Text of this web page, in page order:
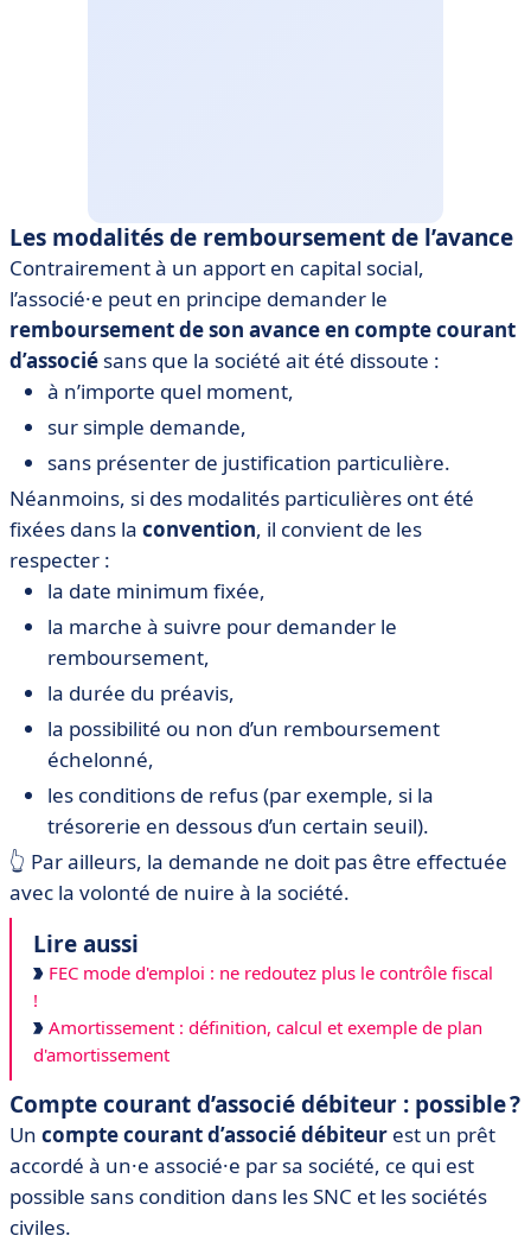
Les modalités de remboursement de l’avance
Contrairement à un apport en capital social,
l’associé·e peut en principe demander le
remboursement de son avance en compte courant
d’associé sans que la société ait été dissoute :
à n’importe quel moment,
sur simple demande,
sans présenter de justification particulière.
Néanmoins, si des modalités particulières ont été
fixées dans la convention, il convient de les
respecter :
la date minimum fixée,
la marche à suivre pour demander le
remboursement,
la durée du préavis,
la possibilité ou non d’un remboursement
échelonné,
les conditions de refus (par exemple, si la
trésorerie en dessous d’un certain seuil).
👆 Par ailleurs, la demande ne doit pas être effectuée
avec la volonté de nuire à la société.
Lire aussi
FEC mode d'emploi : ne redoutez plus le contrôle fiscal
!
Amortissement : définition, calcul et exemple de plan
d'amortissement
Compte courant d’associé débiteur : possible ?
Un compte courant d’associé débiteur est un prêt
accordé à un·e associé·e par sa société, ce qui est
possible sans condition dans les SNC et les sociétés
civiles.